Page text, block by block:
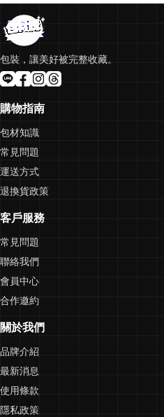
包裝，讓美好被完整收藏。
購物指南
包材知識
常見問題
運送方式
退換貨政策
客戶服務
常見問題
聯絡我們
會員中心
合作邀約
關於我們
品牌介紹
最新消息
使用條款
隱私政策